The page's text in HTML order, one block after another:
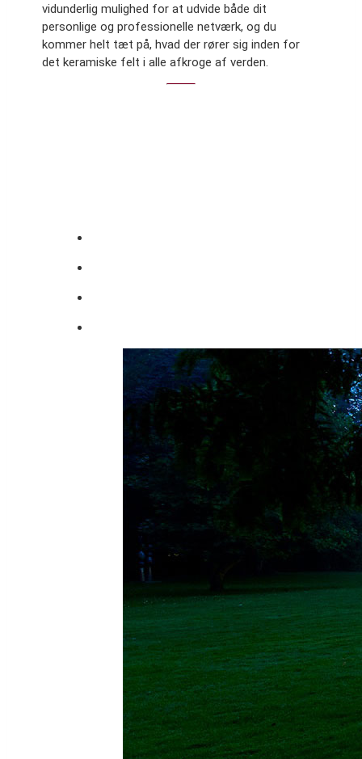
vidunderlig mulighed for at udvide både dit
personlige og professionelle netværk, og du
kommer helt tæt på, hvad der rører sig inden for
det keramiske felt i alle afkroge af verden.